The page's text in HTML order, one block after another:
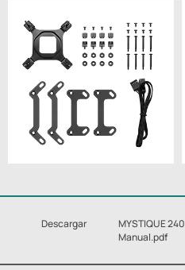
Descargar
MYSTIQUE 240
Manual.pdf